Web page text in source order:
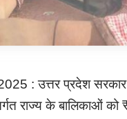
: उत्तर प्रदेश सरकार के
राज्य के बालिकाओं को